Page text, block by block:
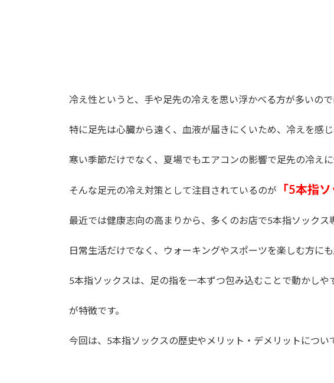
冷え性というと、手や足先の冷えを思い浮かべる方が多いので
特に足先は心臓から遠く、血液が届きにくいため、冷えを感じ
寒い季節だけでなく、夏場でもエアコンの影響で足先の冷え
そんな足元の冷え対策として注目されているのが 「5本指ソ
最近では健康志向の高まりから、多くのお店で5本指ソックス
日常生活だけでなく、ウォーキングやスポーツを楽しむ方にも
5本指ソックスは、足の指を一本ずつ包み込むことで動かしや
が特徴です。
今回は、5本指ソックスの歴史やメリット・デメリットについ